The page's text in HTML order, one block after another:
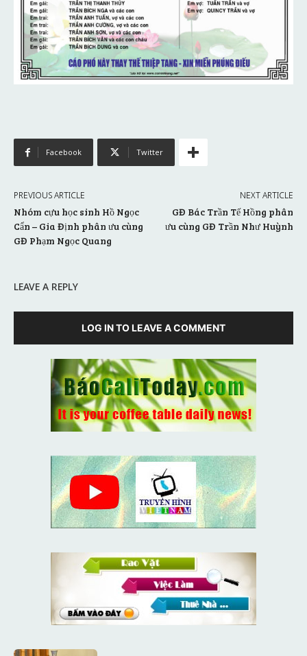
Facebook Twitter
PREVIOUS ARTICLE
Nhóm cựu học sinh Hồ Ngọc
Cẩn – Gia Định phân ưu cùng
GĐ Phạm Ngọc Quang
NEXT ARTICLE
GĐ Bác Trần Tế Hồng phân
ưu cùng GĐ Trần Như Huỳnh
LEAVE A REPLY
LOG IN TO LEAVE A COMMENT